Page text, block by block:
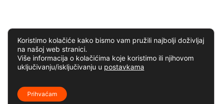
Koristimo kolačiće kako bismo vam pružili najbolji doživljaj
na našoj web stranici.
Više informacija o kolačićima koje koristimo ili njihovom
uključivanju/isključivanju u postavkama
Prihvaćam